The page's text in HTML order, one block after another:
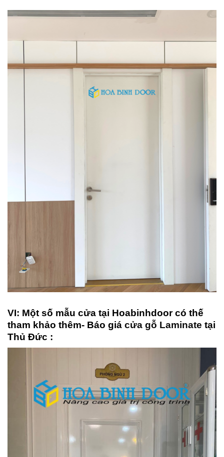
VI: Một số mẫu cửa tại Hoabinhdoor có thế
tham khảo thêm- Báo giá cửa gỗ Laminate tại
Thủ Đức :